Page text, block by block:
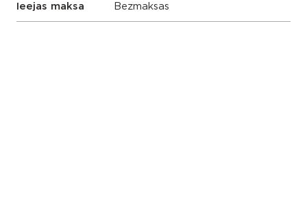
Ieejas maksa Bezmaksas